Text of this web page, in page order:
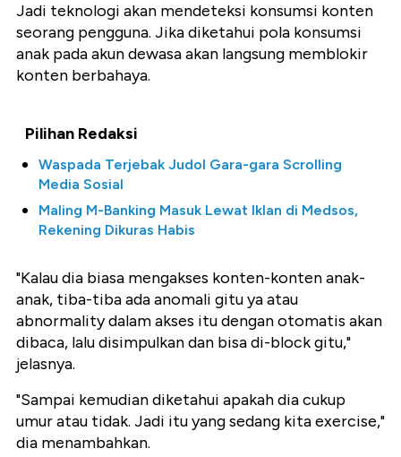
Jadi teknologi akan mendeteksi konsumsi konten
seorang pengguna. Jika diketahui pola konsumsi
anak pada akun dewasa akan langsung memblokir
konten berbahaya.
Pilihan Redaksi
Waspada Terjebak Judol Gara-gara Scrolling
Media Sosial
Maling M-Banking Masuk Lewat Iklan di Medsos,
Rekening Dikuras Habis
"Kalau dia biasa mengakses konten-konten anak-
anak, tiba-tiba ada anomali gitu ya atau
abnormality dalam akses itu dengan otomatis akan
dibaca, lalu disimpulkan dan bisa di-block gitu,"
jelasnya.
"Sampai kemudian diketahui apakah dia cukup
umur atau tidak. Jadi itu yang sedang kita exercise,"
dia menambahkan.